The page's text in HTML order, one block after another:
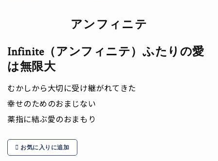
アンフィニテ
Infinite（アンフィニテ）ふたりの愛
は無限大
むかしから大切に受け継がれてきた
幸せのためのおまじない
薬指に結ぶ愛のおまもり
お気に入りに追加